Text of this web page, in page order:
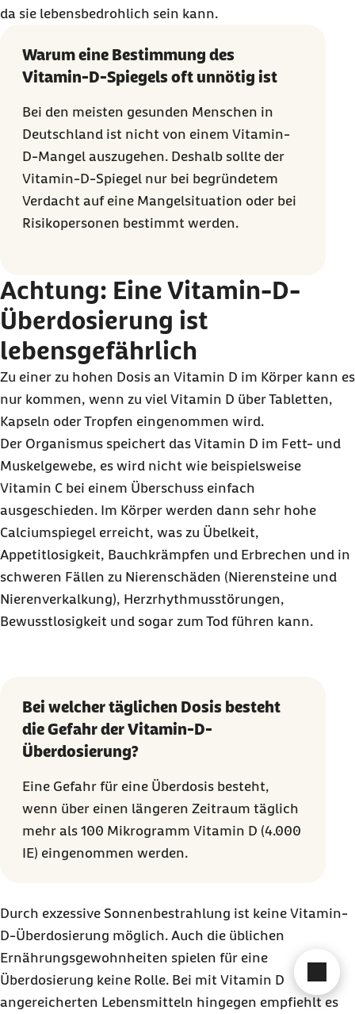
da sie lebensbedrohlich sein kann.
Warum eine Bestimmung des
Vitamin-D-Spiegels oft unnötig ist
Bei den meisten gesunden Menschen in
Deutschland ist nicht von einem Vitamin-
D-Mangel auszugehen. Deshalb sollte der
Vitamin-D-Spiegel nur bei begründetem
Verdacht auf eine Mangelsituation oder bei
Risikopersonen bestimmt werden.
Achtung: Eine Vitamin-D-
Überdosierung ist
lebensgefährlich
Zu einer zu hohen Dosis an Vitamin D im Körper kann es
nur kommen, wenn zu viel Vitamin D über Tabletten,
Kapseln oder Tropfen eingenommen wird.
Der Organismus speichert das Vitamin D im Fett- und
Muskelgewebe, es wird nicht wie beispielsweise
Vitamin C bei einem Überschuss einfach
ausgeschieden. Im Körper werden dann sehr hohe
Calciumspiegel erreicht, was zu Übelkeit,
Appetitlosigkeit, Bauchkrämpfen und Erbrechen und in
schweren Fällen zu Nierenschäden (Nierensteine und
Nierenverkalkung), Herzrhythmusstörungen,
Bewusstlosigkeit und sogar zum Tod führen kann.
Bei welcher täglichen Dosis besteht
die Gefahr der Vitamin-D-
Überdosierung?
Eine Gefahr für eine Überdosis besteht,
wenn über einen längeren Zeitraum täglich
mehr als 100 Mikrogramm Vitamin D (4.000
IE) eingenommen werden.
Durch exzessive Sonnenbestrahlung ist keine Vitamin-
D-Überdosierung möglich. Auch die üblichen
Ernährungsgewohnheiten spielen für eine
Überdosierung keine Rolle. Bei mit Vitamin D
angereicherten Lebensmitteln hingegen empfiehlt es